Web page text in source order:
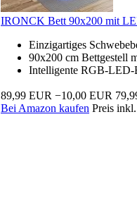
IRONCK Bett 90x200 mit
Einzigartiges
90x200 cm Bettgestell
Intelligente RGB-LED-
89,99 EUR −10,00 EUR
Bei Amazon kaufen Preis